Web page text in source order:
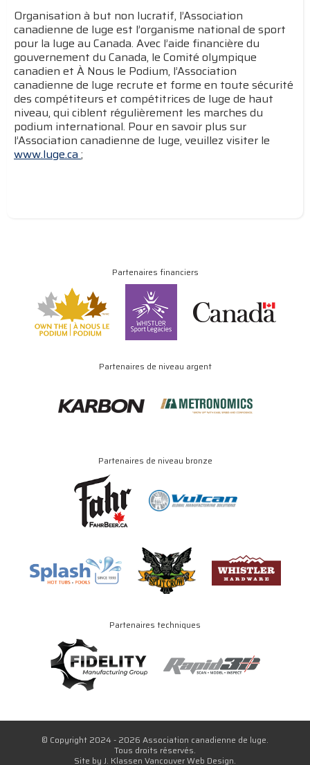
Organisation à but non lucratif, l’Association
canadienne de luge est l’organisme national de sport
pour la luge au Canada. Avec l’aide financière du
gouvernement du Canada, le Comité olympique
canadien et À Nous le Podium, l’Association
canadienne de luge recrute et forme en toute sécurité
des compétiteurs et compétitrices de luge de haut
niveau, qui ciblent régulièrement les marches du
podium international. Pour en savoir plus sur
l’Association canadienne de luge, veuillez visiter le
www.luge.ca ;
Partenaires financiers
Partenaires de niveau argent
Partenaires de niveau bronze
Partenaires techniques
© Copyright 2024 - 2026 Association canadienne de luge.
Tous droits réservés.
Site by J. Klassen Vancouver Web Design.